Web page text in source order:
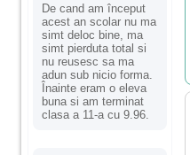
De cand am început
acest an scolar nu ma
simt deloc bine, ma
simt pierduta total si
nu reusesc sa ma
adun sub nicio forma.
Înainte eram o eleva
buna si am terminat
clasa a 11-a cu 9.96.